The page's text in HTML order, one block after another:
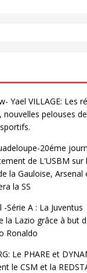
Yael VILLAGE: Les
nouvelles pelouses
20éme
de L'USBM sur
la Gauloise, Arsenal
la SS
-Série A : La Juventus
la Lazio grâce à but
Ronaldo
Le PHARE et
le CSM et la